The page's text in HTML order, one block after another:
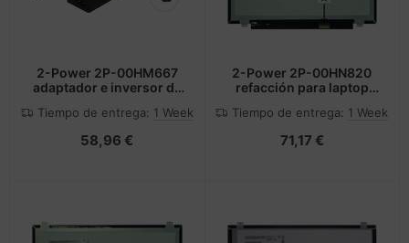
2-Power 2P-00HM667
adaptador e inversor de
Tiempo de entrega: 1 Week
58,96 €
2-Power 2P-00HN820
refacción para laptop
Tiempo de entrega: 1 Week
71,17 €